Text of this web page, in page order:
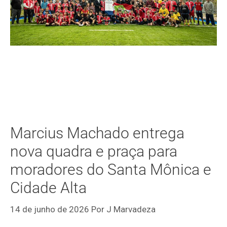
Marcius Machado entrega
nova quadra e praça para
moradores do Santa Mônica e
Cidade Alta
14 de junho de 2026 Por J Marvadeza